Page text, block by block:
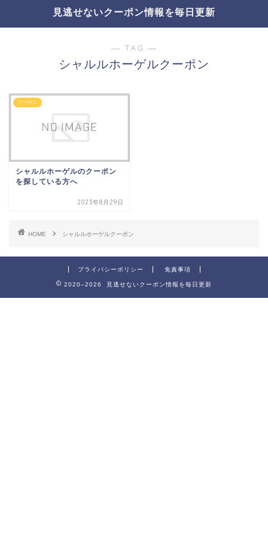
見逃せないクーポン情報を毎日更新
― TAG ―
シャルルホーゲルクーポン
クーポン
シャルルホーゲルのクーポン
を探している方へ
2023年8月29日
HOME シャルルホーゲルクーポン
プライバシーポリシー 免責事項
2020–2026 見逃せないクーポン情報を毎日更新